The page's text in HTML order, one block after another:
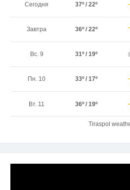
Сегодня 37º / 22º
Завтра 36º / 22º
Вс. 9 31º / 19º
Пн. 10 33º / 17º
Вт. 11 36º / 19º
Tiraspol